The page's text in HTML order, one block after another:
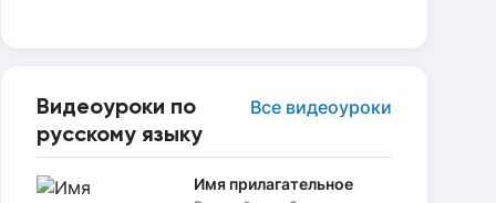
Видеоуроки по
русскому языку
Все видеоуроки
Имя прилагательное